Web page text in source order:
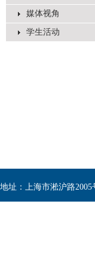
媒体视角
学生活动
地址：上海市淞沪路2005